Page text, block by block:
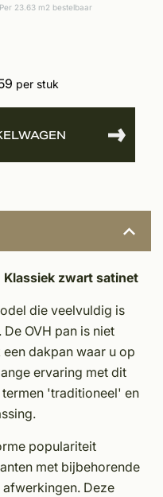
Per 23.63 m2 bestelbaar
per stuk
Klassiek zwart satinet
die veelvuldig is
OVH pan is niet
dakpan waar u op
ervaring met dit
'traditioneel' en
populariteit
met bijbehorende
Deze